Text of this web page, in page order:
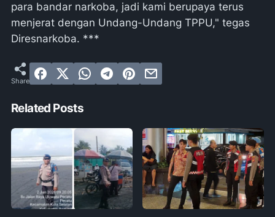
para bandar narkoba, jadi kami berupaya terus
menjerat dengan Undang-Undang TPPU," tegas
Diresnarkoba. ***
Related Posts